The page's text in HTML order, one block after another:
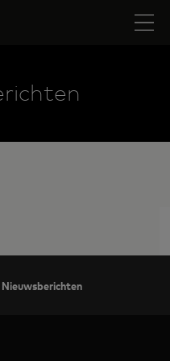
Nieuwsberichten